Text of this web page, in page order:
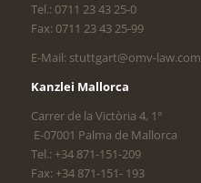
Tel.: 0711 23 43 25-0
Fax: 0711 23 43 25-99
E-Mail: stuttgart@omv-law.com
Kanzlei Mallorca
Carrer de la Victòria 4, 1°
E-07001 Palma de Mallorca
Tel.: +34 871-151-209
Fax: +34 871-151- 193